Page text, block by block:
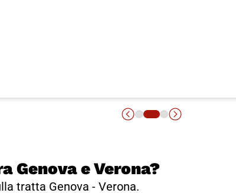
Genova e Verona?
tratta Genova - Verona.